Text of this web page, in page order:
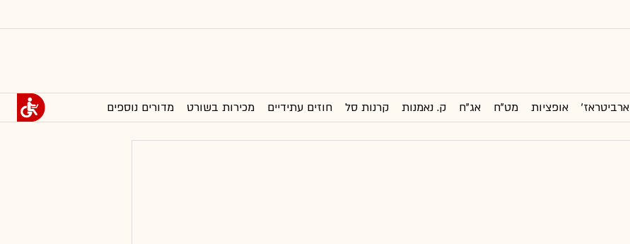
ארביטראז' אופציות מט"ח אג"ח ק. נאמנות קרנות סל חוזים עתידיים מכירות בשורט מדורים נוספים